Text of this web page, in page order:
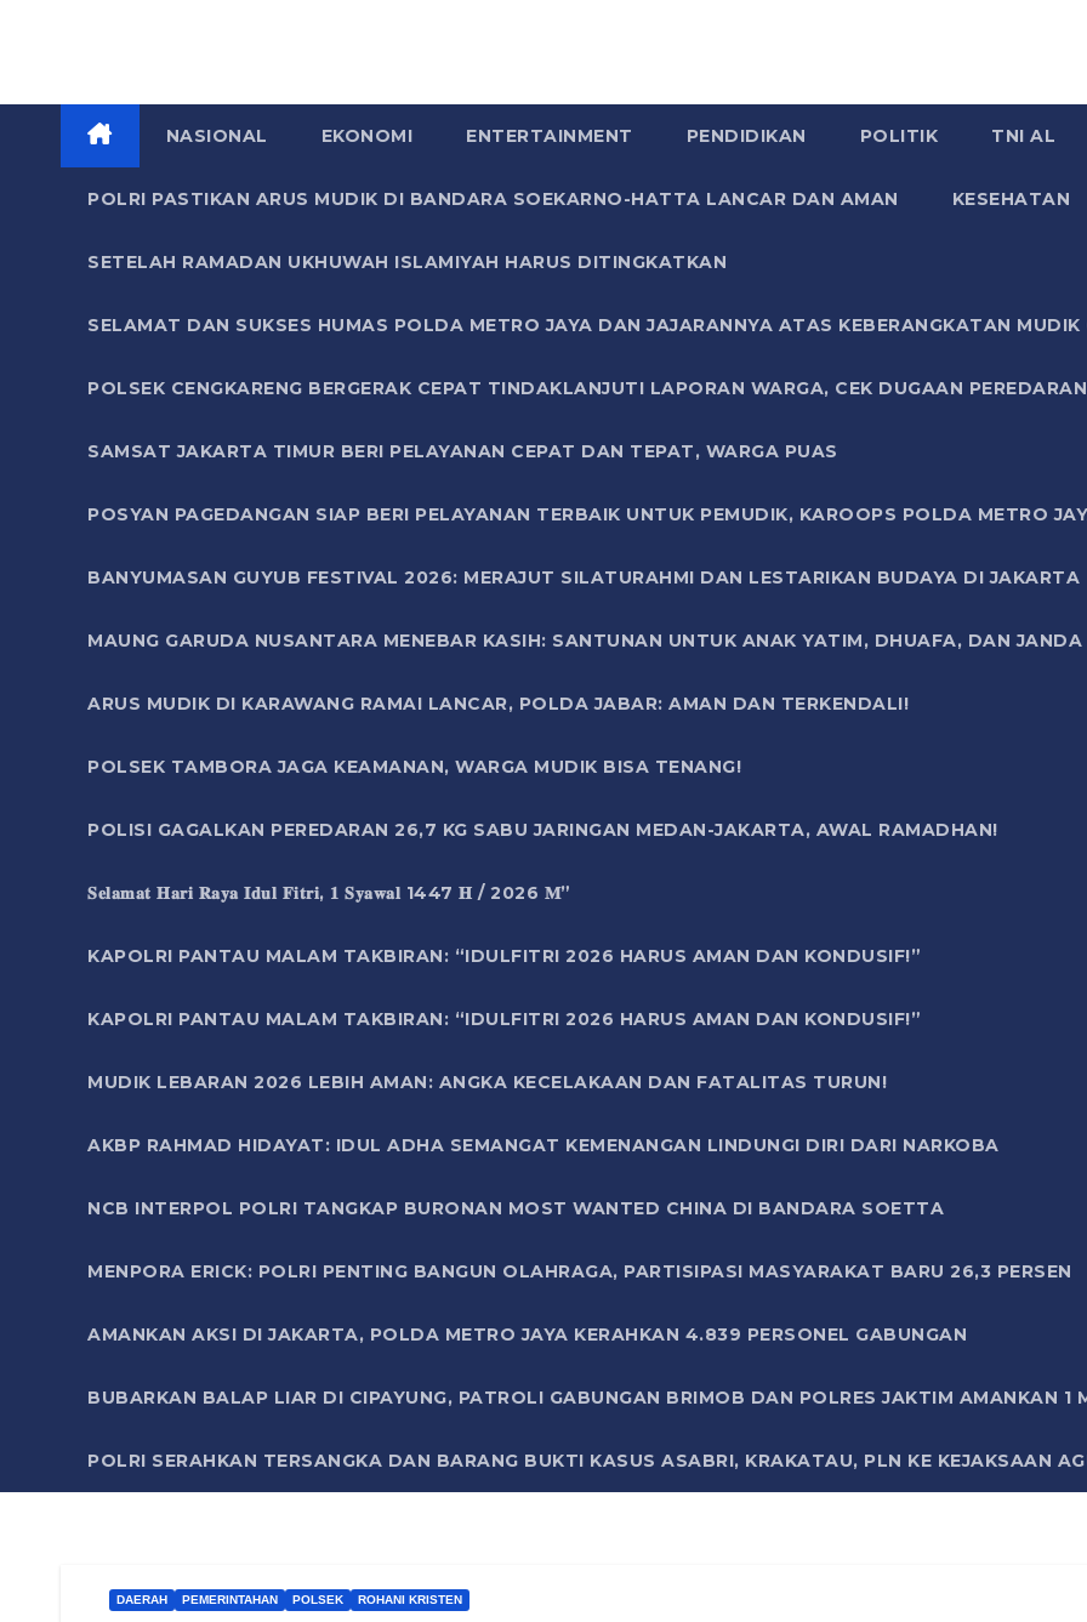
NASIONAL EKONOMI ENTERTAINMENT PENDIDIKAN POLITIK TNI AL
POLRI PASTIKAN ARUS MUDIK DI BANDARA SOEKARNO-HATTA LANCAR DAN AMAN KESEHATAN
SETELAH RAMADAN UKHUWAH ISLAMIYAH HARUS DITINGKATKAN
SELAMAT DAN SUKSES HUMAS POLDA METRO JAYA DAN JAJARANNYA ATAS KEBERANGKATAN
POLSEK CENGKARENG BERGERAK CEPAT TINDAKLANJUTI LAPORAN WARGA, CEK DUGAAN
SAMSAT JAKARTA TIMUR BERI PELAYANAN CEPAT DAN TEPAT, WARGA PUAS
POSYAN PAGEDANGAN SIAP BERI PELAYANAN TERBAIK UNTUK PEMUDIK, KAROOPS POLDA METRO
BANYUMASAN GUYUB FESTIVAL 2026: MERAJUT SILATURAHMI DAN LESTARIKAN BUDAYA DI JAKARTA
MAUNG GARUDA NUSANTARA MENEBAR KASIH: SANTUNAN UNTUK ANAK YATIM, DHUAFA, DAN
ARUS MUDIK DI KARAWANG RAMAI LANCAR, POLDA JABAR: AMAN DAN TERKENDALI!
POLSEK TAMBORA JAGA KEAMANAN, WARGA MUDIK BISA TENANG!
POLISI GAGALKAN PEREDARAN 26,7 KG SABU JARINGAN MEDAN-JAKARTA, AWAL RAMADHAN!
𝐒𝐞𝐥𝐚𝐦𝐚𝐭 𝐇𝐚𝐫𝐢 𝐑𝐚𝐲𝐚 𝐈𝐝𝐮𝐥 𝐅𝐢𝐭𝐫𝐢, 𝟏 𝐒𝐲𝐚𝐰𝐚𝐥 1447 𝐇 / 2026 𝐌”
KAPOLRI PANTAU MALAM TAKBIRAN: “IDULFITRI 2026 HARUS AMAN DAN KONDUSIF!”
KAPOLRI PANTAU MALAM TAKBIRAN: “IDULFITRI 2026 HARUS AMAN DAN KONDUSIF!”
MUDIK LEBARAN 2026 LEBIH AMAN: ANGKA KECELAKAAN DAN FATALITAS TURUN!
AKBP RAHMAD HIDAYAT: IDUL ADHA SEMANGAT KEMENANGAN LINDUNGI DIRI DARI NARKOBA
NCB INTERPOL POLRI TANGKAP BURONAN MOST WANTED CHINA DI BANDARA SOETTA
MENPORA ERICK: POLRI PENTING BANGUN OLAHRAGA, PARTISIPASI MASYARAKAT BARU 26,3 PERSEN
AMANKAN AKSI DI JAKARTA, POLDA METRO JAYA KERAHKAN 4.839 PERSONEL GABUNGAN
BUBARKAN BALAP LIAR DI CIPAYUNG, PATROLI GABUNGAN BRIMOB DAN POLRES JAKTIM AMANKAN 1
POLRI SERAHKAN TERSANGKA DAN BARANG BUKTI KASUS ASABRI, KRAKATAU, PLN KE KEJAKSAAN
DAERAH PEMERINTAHAN POLSEK ROHANI KRISTEN